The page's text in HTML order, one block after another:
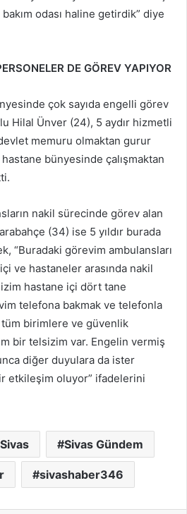
odası haline getirdik” diye
DE GÖREV YAPIYOR
çok sayıda engelli görev
Hilal Ünver (24), 5 aydır hizmetli
memuru olmaktan gurur
bünyesinde çalışmaktan
nakil sürecinde görev alan
(34) ise 5 yıldır burada
“Buradaki görevim ambulansları
ve hastaneler arasında nakil
hastane içi dört tane
telefona bakmak ve telefonla
tüm birimlere ve güvenlik
bir telsizim var. Engelin vermiş
diğer duyulara da ister
etkileşim oluyor” ifadelerini
Sivas Sivas Gündem
sivashaber346